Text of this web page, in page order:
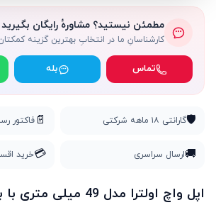
مطمئن نیستید؟ مشاورهٔ رایگان بگیرید
کارشناسانِ ما در انتخابِ بهترین گزینه
تماس بله
🛡️گارانتی ۱۸ ماهه شرکتی 📄 فاکتور
🚚ارسال سراسری 💳خرید
اپل واچ اولترا مدل 49 میلی متری با بند تریل